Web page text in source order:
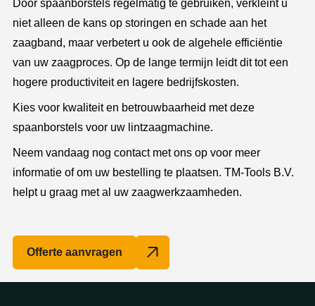
Door spaanborstels regelmatig te gebruiken, verkleint u
niet alleen de kans op storingen en schade aan het
zaagband, maar verbetert u ook de algehele efficiëntie
van uw zaagproces. Op de lange termijn leidt dit tot een
hogere productiviteit en lagere bedrijfskosten.
Kies voor kwaliteit en betrouwbaarheid met deze
spaanborstels voor uw lintzaagmachine.
Neem vandaag nog contact met ons op voor meer
informatie of om uw bestelling te plaatsen. TM-Tools B.V.
helpt u graag met al uw zaagwerkzaamheden.
Offerte aanvragen